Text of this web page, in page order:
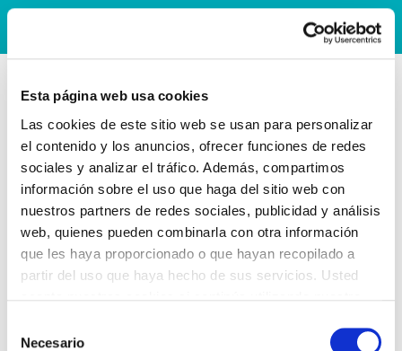
Esta página web usa cookies
Las cookies de este sitio web se usan para personalizar
el contenido y los anuncios, ofrecer funciones de redes
sociales y analizar el tráfico. Además, compartimos
información sobre el uso que haga del sitio web con
nuestros partners de redes sociales, publicidad y análisis
web, quienes pueden combinarla con otra información
que les haya proporcionado o que hayan recopilado a
partir del uso que haya hecho de sus servicios. Usted
Necesario